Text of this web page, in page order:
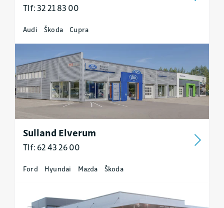
Tlf: 32 21 83 00
Audi Škoda Cupra
Sulland Elverum
Tlf: 62 43 26 00
Ford Hyundai Mazda Škoda